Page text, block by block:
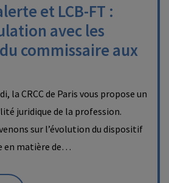
et LCB-FT :
avec les
commissaire aux
la CRCC de Paris vous propose un
juridique de la profession.
sur l’évolution du dispositif
en matière de…